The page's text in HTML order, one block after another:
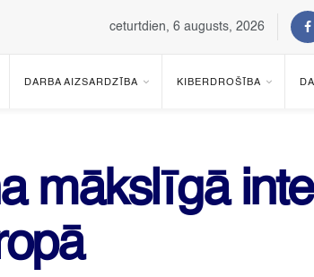
ceturtdien, 6 augusts, 2026
DARBA AIZSARDZĪBA KIBERDROŠĪBA
mākslīgā